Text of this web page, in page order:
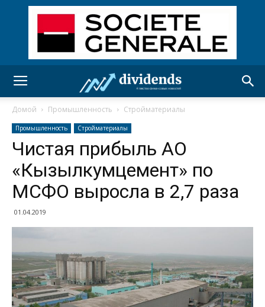
Домой Промышленность Стройматериалы
Промышленность Стройматериалы
Чистая прибыль АО
«Кызылкумцемент» по
МСФО выросла в 2,7 раза
01.04.2019